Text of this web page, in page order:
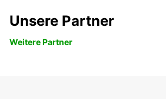
Unsere Partner
Weitere Partner